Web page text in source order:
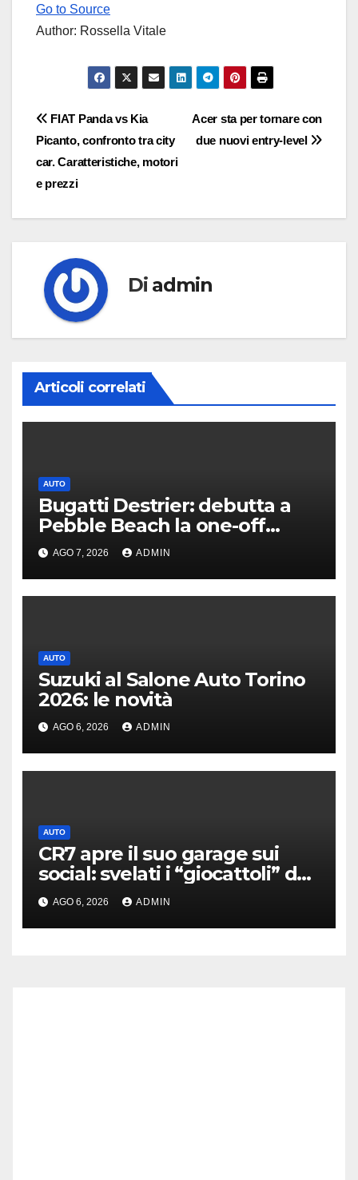
Go to Source
Author: Rossella Vitale
Navigazione
articoli
Acer sta per tornare con
due nuovi entry-level
FIAT Panda vs Kia
Picanto, confronto tra city
car. Caratteristiche, motori
e prezzi
Di admin
Articoli correlati
AUTO
Bugatti Destrier: debutta a
Pebble Beach la one-off
derivata dalla Bolide
AGO 7, 2026 ADMIN
AUTO
Suzuki al Salone Auto Torino
2026: le novità
AGO 6, 2026 ADMIN
AUTO
CR7 apre il suo garage sui
social: svelati i “giocattoli” da
oltre 40 milioni
AGO 6, 2026 ADMIN